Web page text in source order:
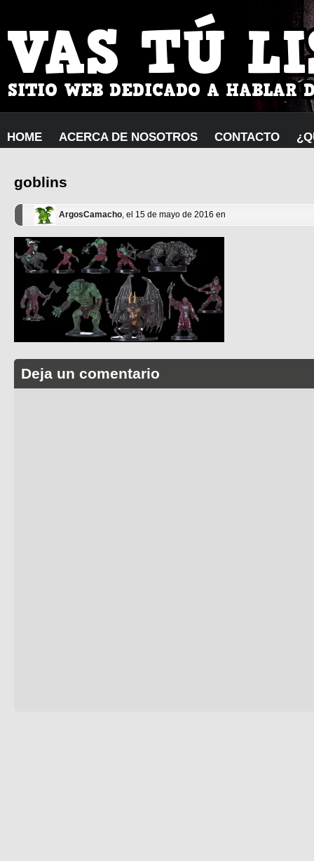
HOME ACERCA DE NOSOTROS CONTACTO
goblins
ArgosCamacho, el 15 de mayo de 2016 en
Deja un comentario